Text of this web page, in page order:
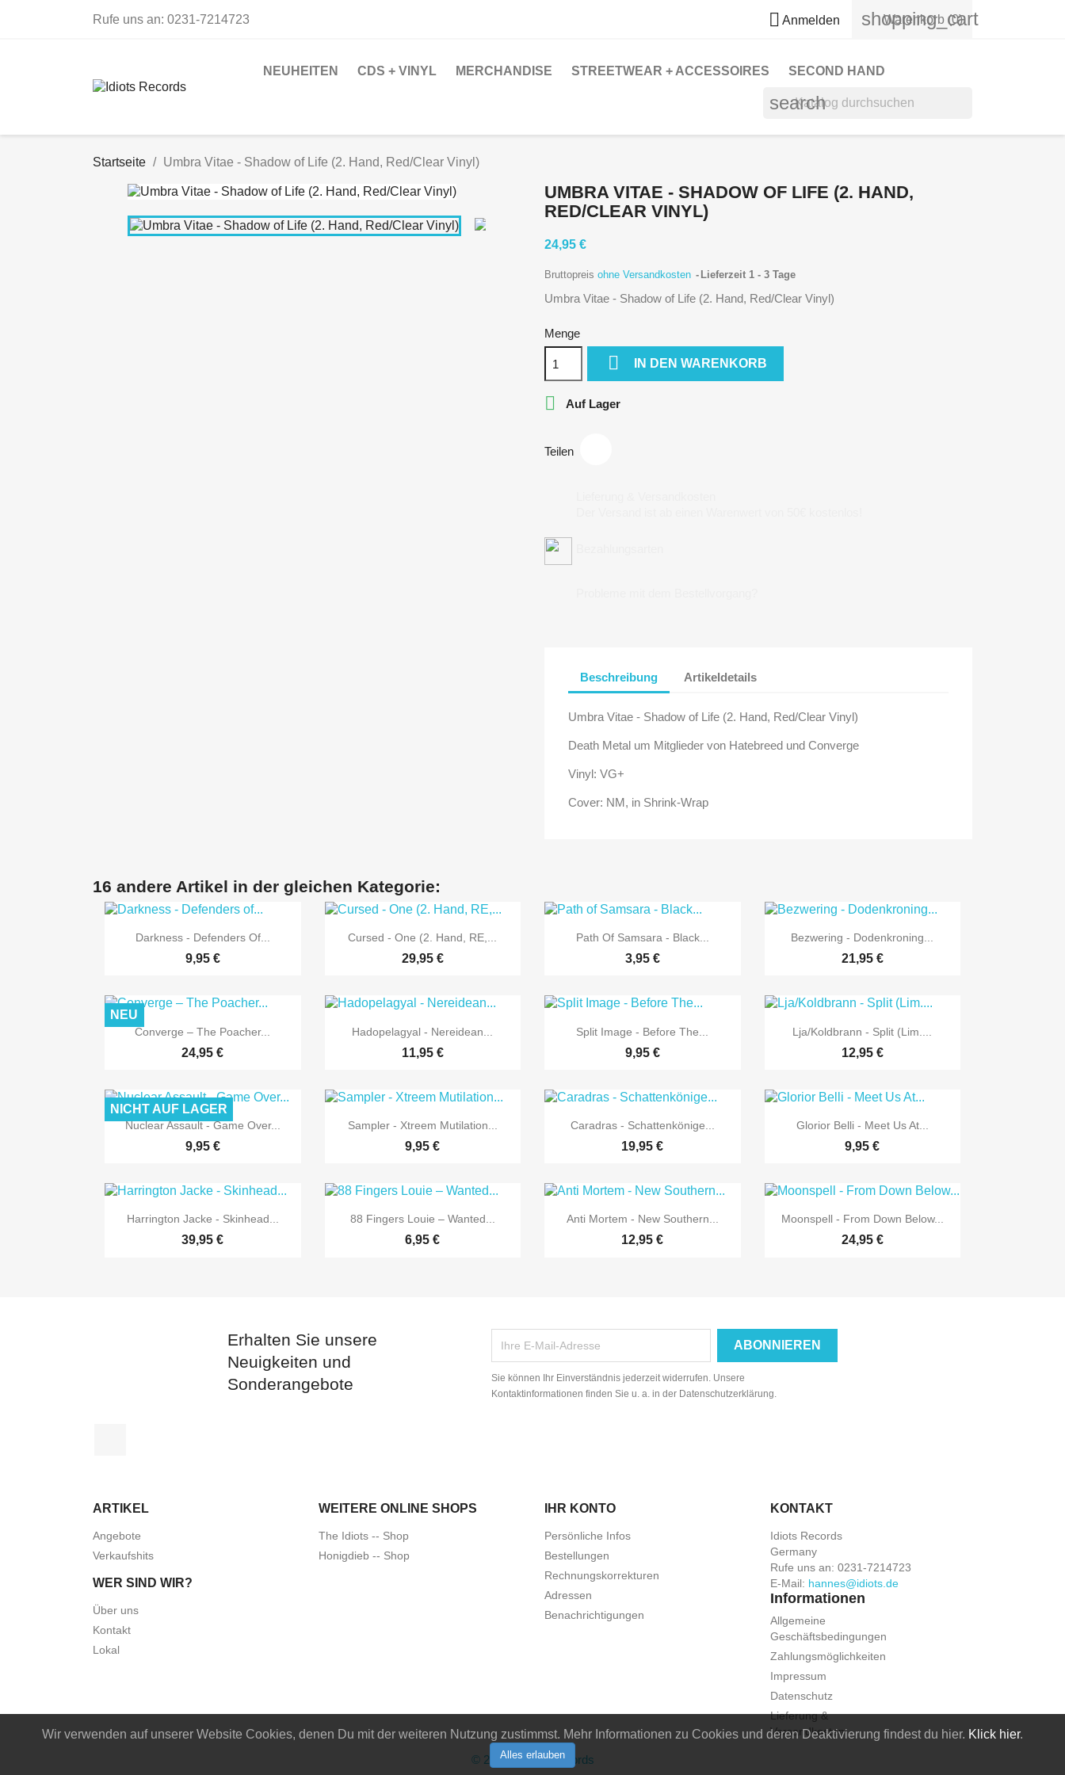
Rufe uns an: 0231-7214723  Anmelden shopping_cart
Warenkorb (0)
NEUHEITEN CDS + VINYL MERCHANDISE STREETWEAR + ACCESSOIRES SECOND HAND
search
Startseite Umbra Vitae - Shadow of Life (2. Hand, Red/Clear Vinyl)
UMBRA VITAE - SHADOW OF LIFE (2. HAND,
RED/CLEAR VINYL)
24,95 €
Bruttopreis ohne Versandkosten Lieferzeit 1 - 3 Tage
Umbra Vitae - Shadow of Life (2. Hand, Red/Clear Vinyl)
Menge
 IN DEN WARENKORB
 Auf Lager
Teilen
Beschreibung Artikeldetails
Umbra Vitae - Shadow of Life (2. Hand, Red/Clear Vinyl)
Death Metal um Mitglieder von Hatebreed und Converge
Vinyl: VG+
Cover: NM, in Shrink-Wrap
16 andere Artikel in der gleichen Kategorie:
 Vorschau
Darkness - Defenders Of...
9,95 €
 Vorschau
Cursed - One (2. Hand, RE,...
29,95 €
 Vorschau
Path Of Samsara - Black...
3,95 €
 Vorschau
Bezwering - Dodenkroning...
21,95 €
 Vorschau
Converge ‎– The Poacher...
24,95 €
NEU
 Vorschau
Hadopelagyal - Nereidean...
11,95 €
 Vorschau
Split Image - Before The...
9,95 €
 Vorschau
Lja/Koldbrann - Split (Lim....
12,95 €
 Vorschau
Nuclear Assault - Game Over...
9,95 €
NICHT AUF LAGER
 Vorschau
Sampler - Xtreem Mutilation...
9,95 €
 Vorschau
Caradras - Schattenkönige...
19,95 €
 Vorschau
Glorior Belli - Meet Us At...
9,95 €
 Vorschau
Harrington Jacke - Skinhead...
39,95 €
 Vorschau
88 Fingers Louie – Wanted...
6,95 €
 Vorschau
Anti Mortem - New Southern...
12,95 €
 Vorschau
Moonspell - From Down Below...
24,95 €
Erhalten Sie unsere
Neuigkeiten und
Sonderangebote
Sie können Ihr Einverständnis jederzeit widerrufen. Unsere
Kontaktinformationen finden Sie u. a. in der Datenschutzerklärung.
ARTIKEL
Angebote
Verkaufshits
WEITERE ONLINE SHOPS
The Idiots -- Shop
Honigdieb -- Shop
WER SIND WIR?
Über uns
Kontakt
Lokal
IHR KONTO
Persönliche Infos
Bestellungen
Rechnungskorrekturen
Adressen
Benachrichtigungen
KONTAKT
Idiots Records
Germany
Rufe uns an: 0231-7214723
E-Mail: hannes@idiots.de
Wir verwenden auf unserer Website Cookies, denen Du mit der weiteren Nutzung zustimmst. Mehr Informationen zu Cookies und deren Deaktivierung findest du hier. Klick hier.
Alles erlauben
Informationen
Allgemeine
Geschäftsbedingungen
Zahlungsmöglichkeiten
Impressum
Datenschutz
Lieferung &
Versandkosten
© 2026 - Idiots Records